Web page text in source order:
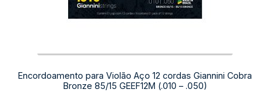
Encordoamento para Violão Aço 12 cordas Giannini Cobra
Bronze 85/15 GEEF12M (.010 – .050)